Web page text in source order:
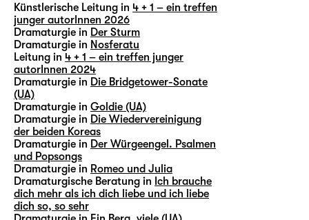
Künstlerische Leitung in 4 + 1 – ein treffen
junger autorInnen 2026
Dramaturgie in Der Sturm
Dramaturgie in Nosferatu
Leitung in 4 + 1 – ein treffen junger
autorInnen 2024
Dramaturgie in Die Bridgetower-Sonate
(UA)
Dramaturgie in Goldie (UA)
Dramaturgie in Die Wiedervereinigung
der beiden Koreas
Dramaturgie in Der Würgeengel. Psalmen
und Popsongs
Dramaturgie in Romeo und Julia
Dramaturgische Beratung in Ich brauche
dich mehr als ich dich liebe und ich liebe
dich so, so sehr